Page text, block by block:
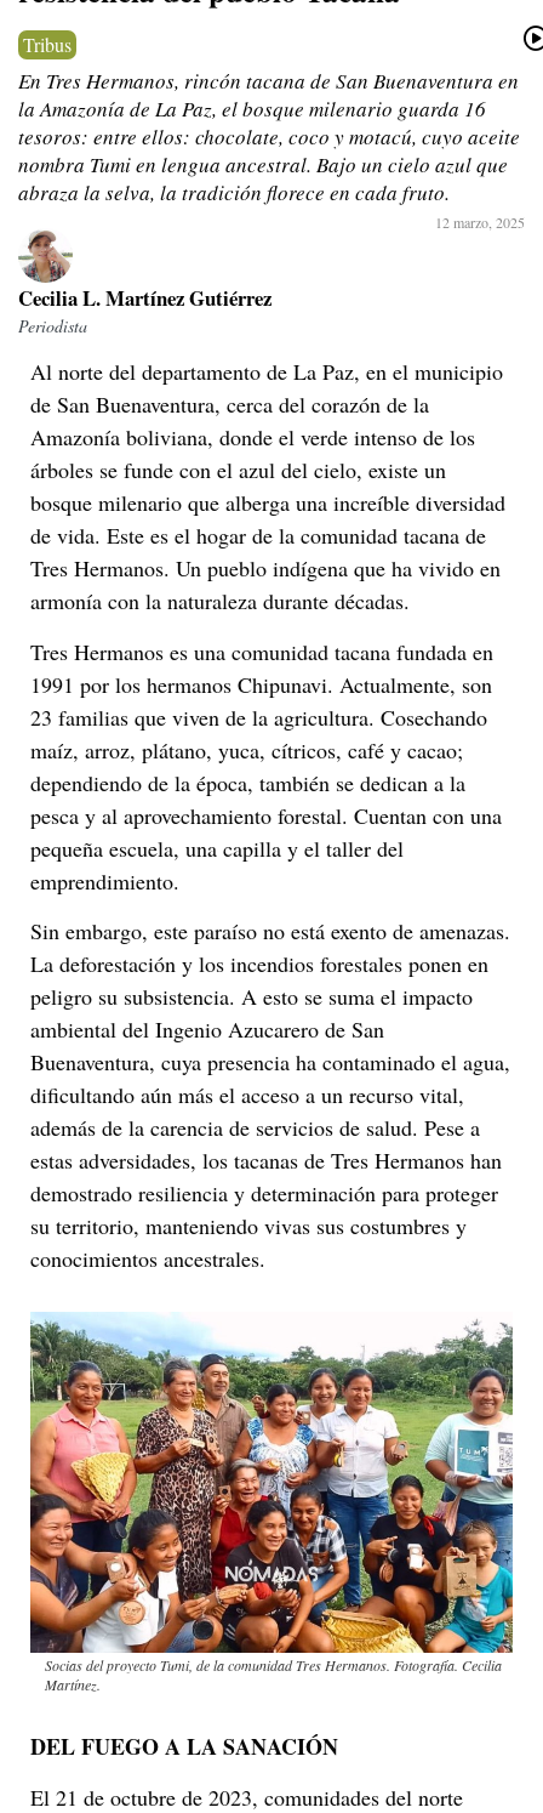
Tribus
En Tres Hermanos, rincón tacana de San Buenaventura en
la Amazonía de La Paz, el bosque milenario guarda 16
tesoros: entre ellos: chocolate, coco y motacú, cuyo aceite
nombra Tumi en lengua ancestral. Bajo un cielo azul que
abraza la selva, la tradición florece en cada fruto.
12 marzo, 2025
Cecilia L. Martínez Gutiérrez
Periodista
Al norte del departamento de La Paz, en el municipio
de San Buenaventura, cerca del corazón de la
Amazonía boliviana, donde el verde intenso de los
árboles se funde con el azul del cielo, existe un
bosque milenario que alberga una increíble diversidad
de vida. Este es el hogar de la comunidad tacana de
Tres Hermanos. Un pueblo indígena que ha vivido en
armonía con la naturaleza durante décadas.
Tres Hermanos es una comunidad tacana fundada en
1991 por los hermanos Chipunavi. Actualmente, son
23 familias que viven de la agricultura. Cosechando
maíz, arroz, plátano, yuca, cítricos, café y cacao;
dependiendo de la época, también se dedican a la
pesca y al aprovechamiento forestal. Cuentan con una
pequeña escuela, una capilla y el taller del
emprendimiento.
Sin embargo, este paraíso no está exento de amenazas.
La deforestación y los incendios forestales ponen en
peligro su subsistencia. A esto se suma el impacto
ambiental del Ingenio Azucarero de San
Buenaventura, cuya presencia ha contaminado el agua,
dificultando aún más el acceso a un recurso vital,
además de la carencia de servicios de salud. Pese a
estas adversidades, los tacanas de Tres Hermanos han
demostrado resiliencia y determinación para proteger
su territorio, manteniendo vivas sus costumbres y
conocimientos ancestrales.
Socias del proyecto Tumi, de la comunidad Tres Hermanos. Fotografía. Cecilia
Martínez.
DEL FUEGO A LA SANACIÓN
El 21 de octubre de 2023, comunidades del norte